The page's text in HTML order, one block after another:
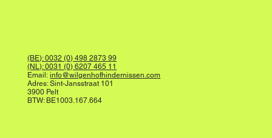
(BE): 0032 (0) 498 2873 99
(NL): 0031 (0) 6207 465 11
Email:info@wilgenhofhindernissen.com
Adres: Sint-Jansstraat 101
3900 Pelt
BTW: BE1003.167.664